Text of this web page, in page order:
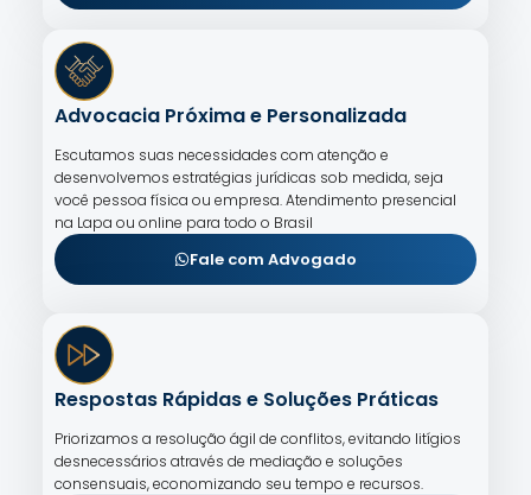
Advocacia Próxima e Personalizada
Escutamos suas necessidades com atenção e
desenvolvemos estratégias jurídicas sob medida, seja
você pessoa física ou empresa. Atendimento presencial
na Lapa ou online para todo o Brasil
Fale com Advogado
Respostas Rápidas e Soluções Práticas
Priorizamos a resolução ágil de conflitos, evitando litígios
desnecessários através de mediação e soluções
consensuais, economizando seu tempo e recursos.